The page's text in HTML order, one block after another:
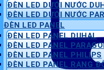
ĐÈN LED DƯỚI NƯỚC
ĐÈN LED DƯỚI NƯỚC
ĐÈN LED PANEL
ĐÈN LED PANEL DUHAL
ĐÈN LED PANEL
ĐÈN LED PANEL PHILIPS
ĐÈN LED PANEL RẠNG